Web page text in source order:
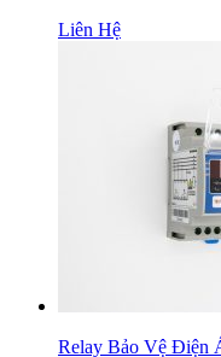
Liên Hệ
Relay Bảo Vệ Điện